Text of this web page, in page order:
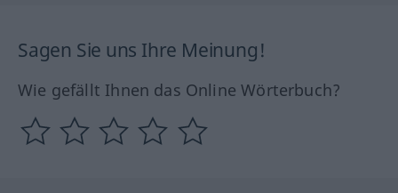
Sagen Sie uns Ihre Meinung!
Wie gefällt Ihnen das Online Wörterbuch?